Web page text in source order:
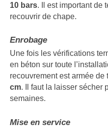
10 bars. Il est important de
recouvrir de chape.
Enrobage
Une fois les vérifications
en béton sur toute
recouvrement est armée de
cm. Il faut la laisser sécher
semaines.
Mise en service